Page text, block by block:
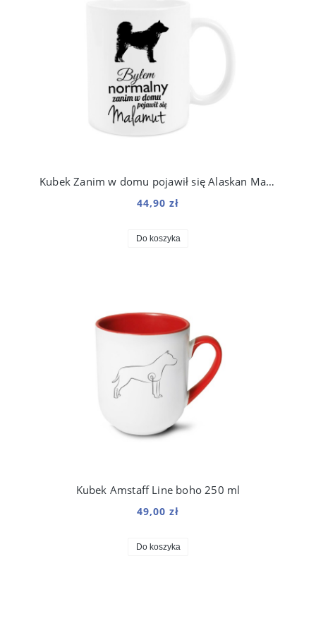
Kubek Zanim w domu pojawił się Alaskan Malamute 330 ml
44,90 zł
Do koszyka
Kubek Amstaff Line boho 250 ml
49,00 zł
Do koszyka